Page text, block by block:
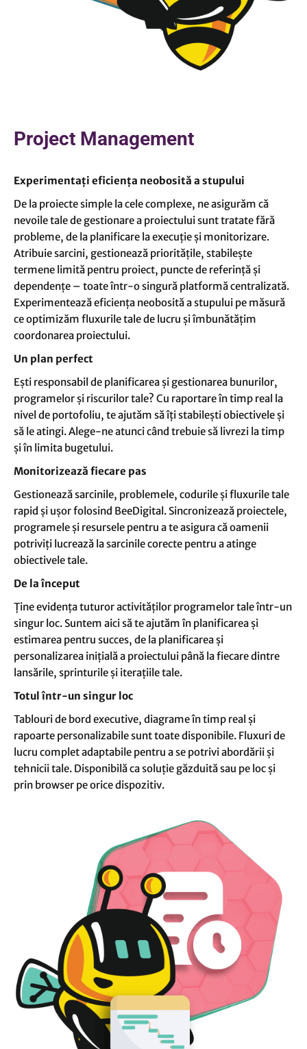
Project Management
Experimentați eficiența neobosită a stupului
De la proiecte simple la cele complexe, ne asigurăm că
nevoile tale de gestionare a proiectului sunt tratate fără
probleme, de la planificare la execuție și monitorizare.
Atribuie sarcini, gestionează prioritățile, stabilește
termene limită pentru proiect, puncte de referință și
dependențe – toate într-o singură platformă centralizată.
Experimentează eficiența neobosită a stupului pe măsură
ce optimizăm fluxurile tale de lucru și îmbunătățim
coordonarea proiectului.
Un plan perfect
Ești responsabil de planificarea și gestionarea bunurilor,
programelor și riscurilor tale? Cu raportare în timp real la
nivel de portofoliu, te ajutăm să îți stabilești obiectivele și
să le atingi. Alege-ne atunci când trebuie să livrezi la timp
și în limita bugetului.
Monitorizează fiecare pas
Gestionează sarcinile, problemele, codurile și fluxurile tale
rapid și ușor folosind BeeDigital. Sincronizează proiectele,
programele și resursele pentru a te asigura că oamenii
potriviți lucrează la sarcinile corecte pentru a atinge
obiectivele tale.
De la început
Ține evidența tuturor activităților programelor tale într-un
singur loc. Suntem aici să te ajutăm în planificarea și
estimarea pentru succes, de la planificarea și
personalizarea inițială a proiectului până la fiecare dintre
lansările, sprinturile și iterațiile tale.
Totul într-un singur loc
Tablouri de bord executive, diagrame în timp real și
rapoarte personalizabile sunt toate disponibile. Fluxuri de
lucru complet adaptabile pentru a se potrivi abordării și
tehnicii tale. Disponibilă ca soluție găzduită sau pe loc și
prin browser pe orice dispozitiv.